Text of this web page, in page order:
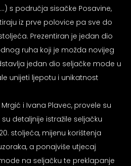
s područja sisačke Posavine,
iz prve polovice pa sve do
Prezentiran je jedan dio
ruha koji je možda novijeg
jedan dio seljačke mode u
unijeti ljepotu i unikatnost
i Ivana Plavec, provele su
detaljnije istražile seljačku
stoljeća, mijenu korištenja
a ponajviše utjecaj
na seljačku te preklapanje